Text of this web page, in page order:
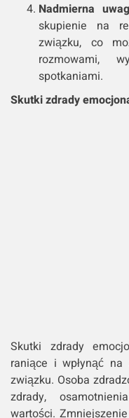
Nadmierna
skupienie na
związku, co
rozmowami,
spotkaniami.
Skutki zdrady
Skutki zdrady
raniące i wpłynąć
związku. Osoba
zdrady,
wartości.